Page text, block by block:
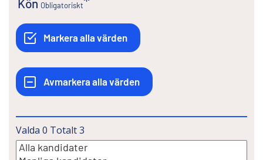
Kön Obligatoriskt
Valda 0 Totalt3